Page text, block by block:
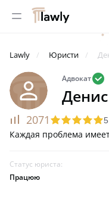
menu
Lawly Юристи
Адвокатvalid
rating 2071 starstarstarstarstar
Каждая проблема
Статус юриста:
Працюю